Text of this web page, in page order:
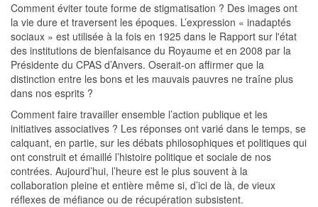
Comment éviter toute forme de stigmatisation ? Des images ont
la vie dure et traversent les époques. L’expression « inadaptés
sociaux » est utilisée à la fois en 1925 dans le Rapport sur l'état
des institutions de bienfaisance du Royaume et en 2008 par la
Présidente du CPAS d’Anvers. Oserait-on affirmer que la
distinction entre les bons et les mauvais pauvres ne traîne plus
dans nos esprits ?
Comment faire travailler ensemble l’action publique et les
initiatives associatives ? Les réponses ont varié dans le temps, se
calquant, en partie, sur les débats philosophiques et politiques qui
ont construit et émaillé l’histoire politique et sociale de nos
contrées. Aujourd’hui, l’heure est le plus souvent à la
collaboration pleine et entière même si, d’ici de là, de vieux
réflexes de méfiance ou de récupération subsistent.